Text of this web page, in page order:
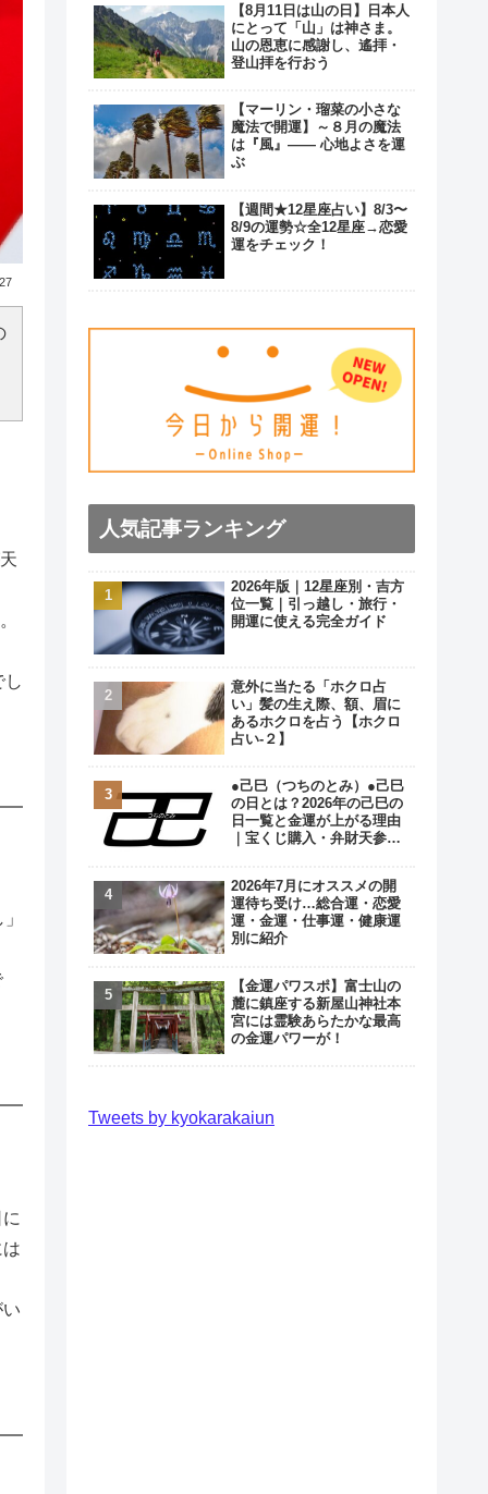
し
【8月11日は山の日】日本人
にとって「山」は神さま。
山の恩恵に感謝し、遙拝・
登山拝を行おう
【マーリン・瑠菜の小さな
魔法で開運】～８月の魔法
は『風』―― 心地よさを運
ぶ
【週間★12星座占い】8/3〜
8/9の運勢☆全12星座→恋愛
運をチェック！
人気記事ランキング
2026年版｜12星座別・吉方
位一覧｜引っ越し・旅行・
開運に使える完全ガイド
意外に当たる「ホクロ占
い」髪の生え際、額、眉に
あるホクロを占う【ホクロ
占い‐２】
●己巳（つちのとみ）●己巳
の日とは？2026年の己巳の
日一覧と金運が上がる理由
｜宝くじ購入・弁財天参拝
2026年7月にオススメの開
運待ち受け…総合運・恋愛
運・金運・仕事運・健康運
別に紹介
【金運パワスポ】富士山の
麓に鎮座する新屋山神社本
宮には霊験あらたかな最高
の金運パワーが！
Tweets by kyokarakaiun